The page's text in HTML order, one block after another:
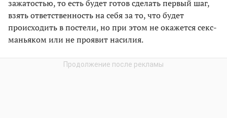
зажатостью, то есть будет готов сделать первый шаг,
взять ответственность на себя за то, что будет
происходить в постели, но при этом не окажется секс-
маньяком или не проявит насилия.